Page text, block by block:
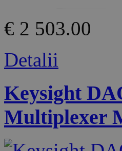
€ 2 503.00
Detalii
Keysight
Multiplexer